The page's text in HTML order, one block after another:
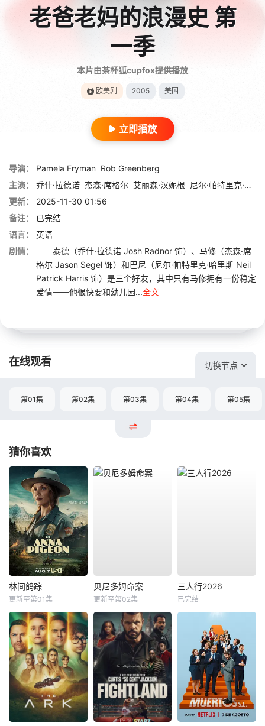
老爸老妈的浪漫史 第
一季
本片由茶杯狐cupfox提供播放
欧美剧 2005 美国
立即播放
导演： Pamela Fryman Rob Greenberg
主演：
乔什·拉德诺 杰森·席格尔 艾丽森·汉妮根 尼尔·帕特里克·哈里斯
更新：
2025-11-30 01:56
备注：
已完结
语言：
英语
剧情：
泰德（乔什·拉德诺 Josh Radnor 饰）、马修（杰森·席
格尔 Jason Segel 饰）和巴尼（尼尔·帕特里克·哈里斯 Neil
Patrick Harris 饰）是三个好友，其中只有马修拥有一份稳定
爱情——他很快要和幼儿园...全文
在线观看 切换节点
第01集 第02集 第03集 第04集 第05集
猜你喜欢
林间鸽踪
更新至第01集
贝尼多姆命案
更新至第02集
三人行2026
已完结